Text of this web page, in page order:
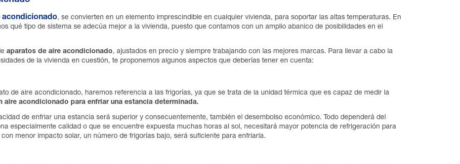
acondicionado, se convierten en un elemento imprescindible en cualquier vivienda, para soportar las altas temperaturas. En
qué tipo de sistema se adecúa mejor a la vivienda, puesto que contamos con un amplio abanico de posibilidades en el
aparatos de aire acondicionado, ajustados en precio y siempre trabajando con las mejores marcas. Para llevar a cabo la
de la vivienda en cuestión, te proponemos algunos aspectos que deberías tener en cuenta:
de aire acondicionado, haremos referencia a las frigorías, ya que se trata de la unidad térmica que es capaz de medir la
aire acondicionado para enfriar una estancia determinada.
de enfriar una estancia será superior y consecuentemente, también el desembolso económico. Todo dependerá del
especialmente calidad o que se encuentre expuesta muchas horas al sol, necesitará mayor potencia de refrigeración para
menor impacto solar, un número de frigorías bajo, será suficiente para enfriarla.